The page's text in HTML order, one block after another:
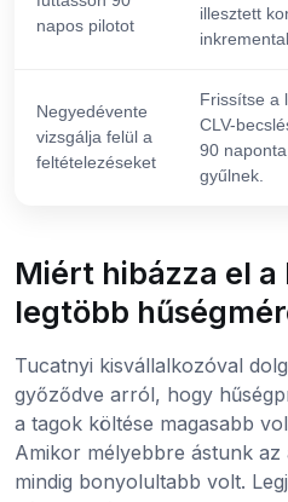
napos pilotot
illesztett
Negyedévente
vizsgálja felül a
feltételezéseket
Frissítse a
CLV-
90
gyűlnek.
Miért hibázza el a
legtöbb
Tucatnyi kisvállalkozóval
győződve arról, hogy
a tagok költése magasabb
Amikor mélyebbre ástunk az
mindig bonyolultabb volt.